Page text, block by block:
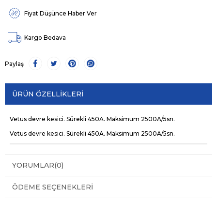
Fiyat Düşünce Haber Ver
Kargo Bedava
Paylaş
ÜRÜN ÖZELLIKLERI
Vetus devre kesici. Sürekli 450A. Maksimum 2500A/5sn.
Vetus devre kesici. Sürekli 450A. Maksimum 2500A/5sn.
YORUMLAR(0)
ÖDEME SEÇENEKLERI